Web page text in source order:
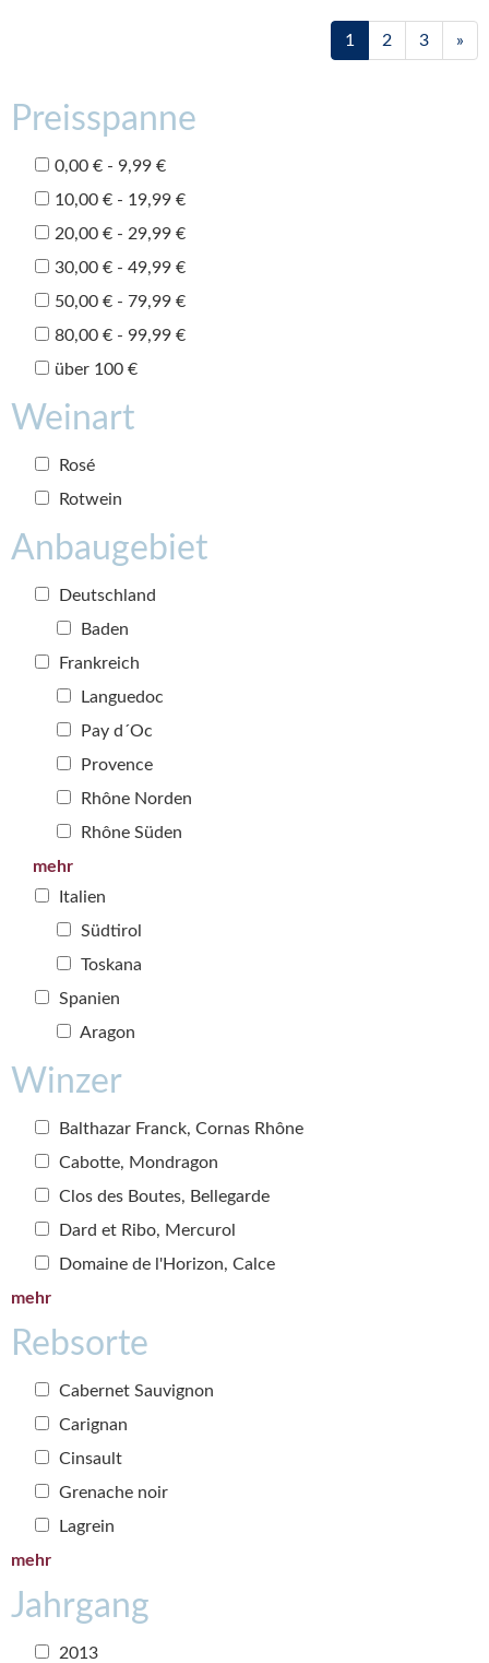
1 2 3 »
Preisspanne
0,00 € - 9,99 €
10,00 € - 19,99 €
20,00 € - 29,99 €
30,00 € - 49,99 €
50,00 € - 79,99 €
80,00 € - 99,99 €
über 100 €
Weinart
Rosé
Rotwein
Anbaugebiet
Deutschland
Baden
Frankreich
Languedoc
Pay d´Oc
Provence
Rhône Norden
Rhône Süden
mehr
Italien
Südtirol
Toskana
Spanien
Aragon
Winzer
Balthazar Franck, Cornas Rhône
Cabotte, Mondragon
Clos des Boutes, Bellegarde
Dard et Ribo, Mercurol
Domaine de l'Horizon, Calce
mehr
Rebsorte
Cabernet Sauvignon
Carignan
Cinsault
Grenache noir
Lagrein
mehr
Jahrgang
2013